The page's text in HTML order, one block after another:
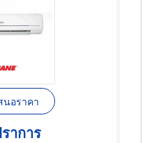
นอราคา
าการ